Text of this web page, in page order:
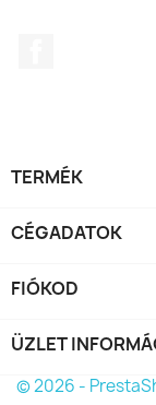
TERMÉK
CÉGADATOK
FIÓKOD
ÜZLET
© 2026 -